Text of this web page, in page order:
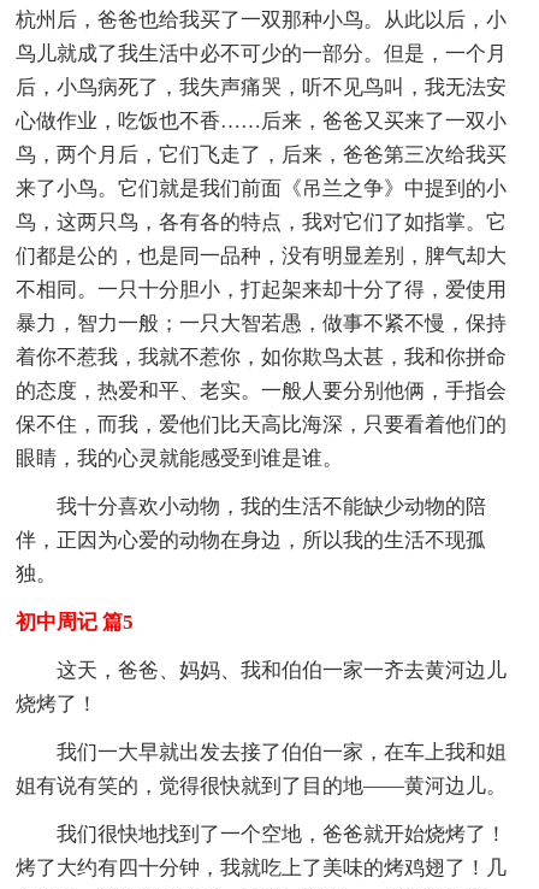
杭州后，爸爸也给我买了一双那种小鸟。从此以后，小
鸟儿就成了我生活中必不可少的一部分。但是，一个月
后，小鸟病死了，我失声痛哭，听不见鸟叫，我无法安
心做作业，吃饭也不香……后来，爸爸又买来了一双小
鸟，两个月后，它们飞走了，后来，爸爸第三次给我买
来了小鸟。它们就是我们前面《吊兰之争》中提到的小
鸟，这两只鸟，各有各的特点，我对它们了如指掌。它
们都是公的，也是同一品种，没有明显差别，脾气却大
不相同。一只十分胆小，打起架来却十分了得，爱使用
暴力，智力一般；一只大智若愚，做事不紧不慢，保持
着你不惹我，我就不惹你，如你欺鸟太甚，我和你拼命
的态度，热爱和平、老实。一般人要分别他俩，手指会
保不住，而我，爱他们比天高比海深，只要看着他们的
眼睛，我的心灵就能感受到谁是谁。
我十分喜欢小动物，我的生活不能缺少动物的陪
伴，正因为心爱的动物在身边，所以我的生活不现孤
独。
初中周记 篇5
这天，爸爸、妈妈、我和伯伯一家一齐去黄河边儿
烧烤了！
我们一大早就出发去接了伯伯一家，在车上我和姐
姐有说有笑的，觉得很快就到了目的地——黄河边儿。
我们很快地找到了一个空地，爸爸就开始烧烤了！
烤了大约有四十分钟，我就吃上了美味的烤鸡翅了！几